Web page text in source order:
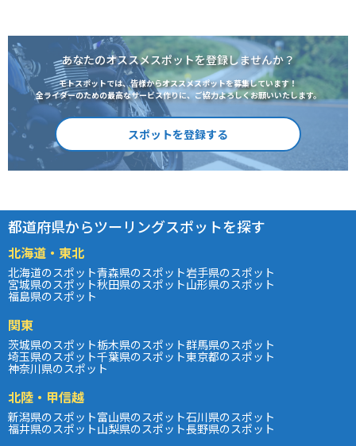
あなたのオススメスポットを登録しませんか？
モトスポットでは、皆様からオススメスポットを募集しています！
全ライダーのための最高なサービス作りに、ご協力よろしくお願いいたします。
スポットを登録する
都道府県からツーリングスポットを探す
北海道・東北
北海道のスポット青森県のスポット岩手県のスポット
宮城県のスポット秋田県のスポット山形県のスポット
福島県のスポット
関東
茨城県のスポット栃木県のスポット群馬県のスポット
埼玉県のスポット千葉県のスポット東京都のスポット
神奈川県のスポット
北陸・甲信越
新潟県のスポット富山県のスポット石川県のスポット
福井県のスポット山梨県のスポット長野県のスポット